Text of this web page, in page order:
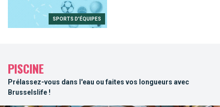
SPORTS D'ÉQUIPES
PISCINE
Prélassez-vous dans l'eau ou faites vos longueurs avec
Brusselslife !